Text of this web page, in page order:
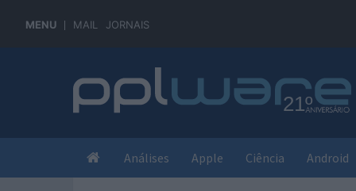
MENU MAIL JORNAIS
Análises Apple Ciência Android